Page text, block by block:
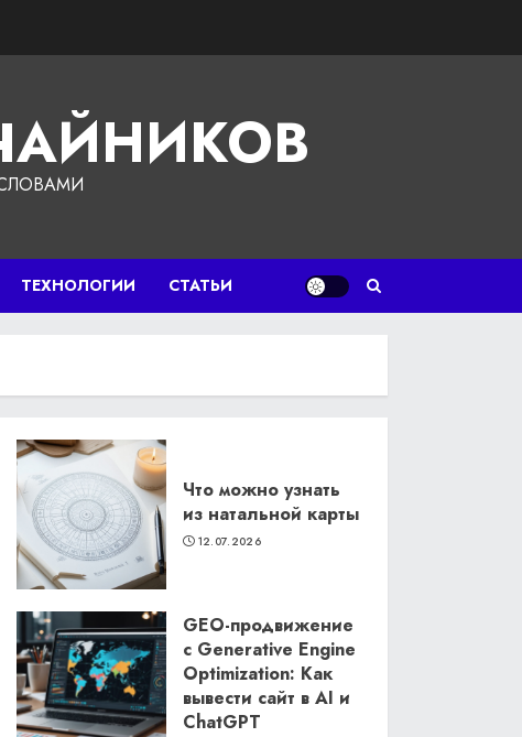
ТЕХНОЛОГИИ СТАТЬИ
Что можно узнать
из натальной карты
12.07.2026
GEO-продвижение
с Generative Engine
Optimization: Как
вывести сайт в AI и
ChatGPT